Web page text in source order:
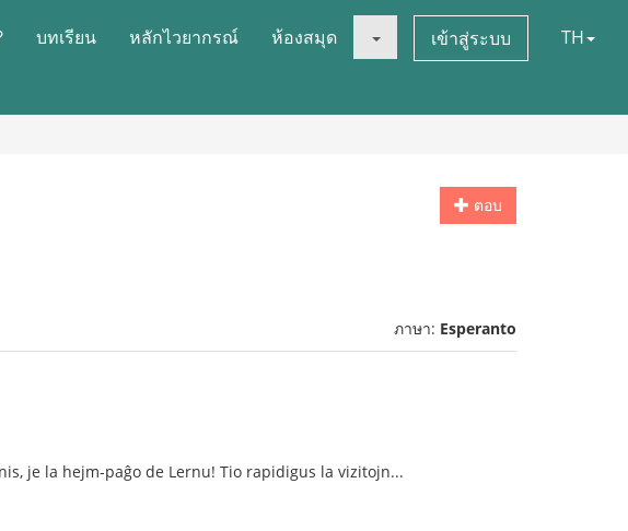
บทเรียน หลักไวยากรณ์ ห้องสมุด เข้าสู่ระบบ TH
ตอบ
ภาษา: Esperanto
je la hejm-paĝo de Lernu! Tio rapidigus la vizitojn...